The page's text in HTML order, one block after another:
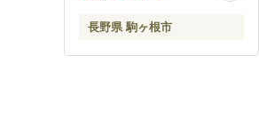
長野県 駒ヶ根市